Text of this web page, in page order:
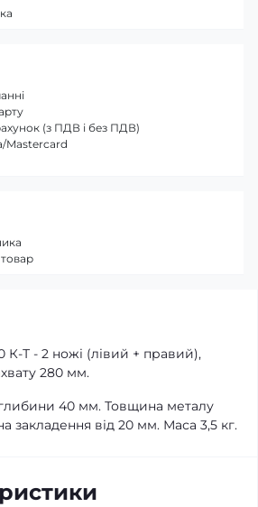
К-Т - 2 ножі (лівий + правий),
280 мм.
40 мм. Товщина металу
закладення від 20 мм. Маса 3,5 кг.
(з ПДВ і без ПДВ)
Mastercard